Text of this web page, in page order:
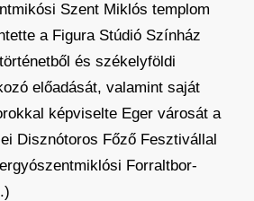
Szent Miklós templom
a Figura Stúdió Színház
és székelyföldi
előadását, valamint saját
képviselte Eger városát a
Disznótoros Főző Fesztivállal
Forraltbor-